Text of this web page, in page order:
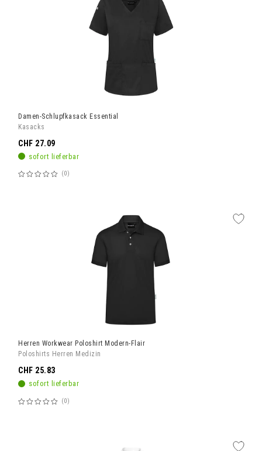
Damen-Schlupfkasack Essential
Kasacks
sofort lieferbar
Bewertung:
0
CHF 27.09
Herren Workwear Poloshirt Modern-Flair
Poloshirts Herren Medizin
sofort lieferbar
Bewertung:
0
CHF 25.83